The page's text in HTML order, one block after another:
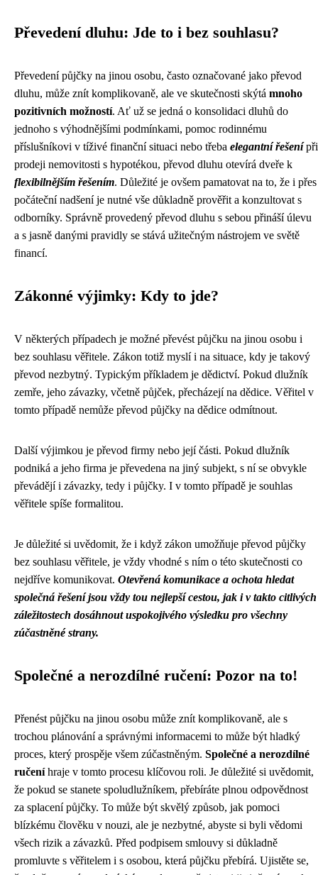
Převedení dluhu: Jde to i bez souhlasu?
Převedení půjčky na jinou osobu, často označované jako převod
dluhu, může znít komplikovaně, ale ve skutečnosti skýtá mnoho
pozitivních možností. Ať už se jedná o konsolidaci dluhů do
jednoho s výhodnějšími podmínkami, pomoc rodinnému
příslušníkovi v tíživé finanční situaci nebo třeba elegantní řešenípři
prodeji nemovitosti s hypotékou, převod dluhu otevírá dveře k
flexibilnějším řešením. Důležité je ovšem pamatovat na to, že i přes
počáteční nadšení je nutné vše důkladně prověřit a konzultovat s
odborníky. Správně provedený převod dluhu s sebou přináší úlevu
a s jasně danými pravidly se stává užitečným nástrojem ve světě
financí.
Zákonné výjimky: Kdy to jde?
V některých případech je možné převést půjčku na jinou osobu i
bez souhlasu věřitele. Zákon totiž myslí i na situace, kdy je takový
převod nezbytný. Typickým příkladem je dědictví. Pokud dlužník
zemře, jeho závazky, včetně půjček, přecházejí na dědice. Věřitel v
tomto případě nemůže převod půjčky na dědice odmítnout.
Další výjimkou je převod firmy nebo její části. Pokud dlužník
podniká a jeho firma je převedena na jiný subjekt, s ní se obvykle
převádějí i závazky, tedy i půjčky. I v tomto případě je souhlas
věřitele spíše formalitou.
Je důležité si uvědomit, že i když zákon umožňuje převod půjčky
bez souhlasu věřitele, je vždy vhodné s ním o této skutečnosti co
nejdříve komunikovat. Otevřená komunikace a ochota hledat
společná řešení jsou vždy tou nejlepší cestou, jak i v takto citlivých
záležitostech dosáhnout uspokojivého výsledku pro všechny
zúčastněné strany.
Společné a nerozdílné ručení: Pozor na to!
Přenést půjčku na jinou osobu může znít komplikovaně, ale s
trochou plánování a správnými informacemi to může být hladký
proces, který prospěje všem zúčastněným. Společné a nerozdílné
ručeníhraje v tomto procesu klíčovou roli. Je důležité si uvědomit,
že pokud se stanete spoludlužníkem, přebíráte plnou odpovědnost
za splacení půjčky. To může být skvělý způsob, jak pomoci
blízkému člověku v nouzi, ale je nezbytné, abyste si byli vědomi
všech rizik a závazků. Před podpisem smlouvy si důkladně
promluvte s věřitelem i s osobou, která půjčku přebírá. Ujistěte se,